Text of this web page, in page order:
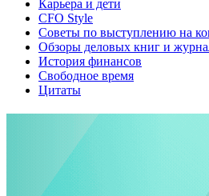
Карьера и дети
CFO Style
Советы по выступлению на
Обзоры деловых книг и
История финансов
Свободное время
Цитаты